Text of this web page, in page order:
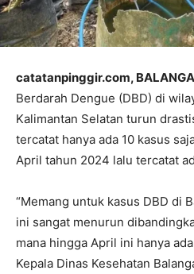
catatanpinggir.com,
Berdarah Dengue (DBD) di
Kalimantan Selatan turun
tercatat hanya ada 10 kasus
April tahun 2024 lalu tercatat
“Memang untuk kasus DBD di
ini sangat menurun
mana hingga April ini hanya
Kepala Dinas Kesehatan